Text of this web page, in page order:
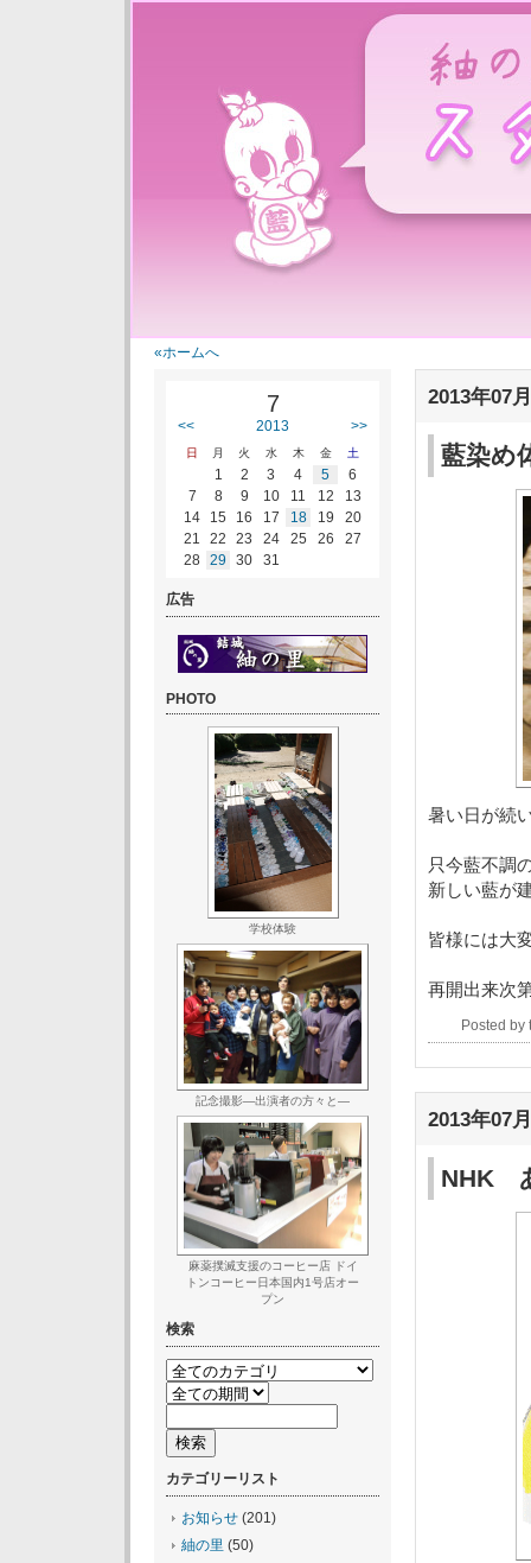
紬の里スタ
«ホームへ
2013年07
藍染め
暑い日が続
只今藍不調
新しい藍が
皆様には大
再開出来次
Posted
2013年07
NHK
7
<< 2013 >>
日 月 火 水 木 金 土
1 2 3 4 5
6
7
8 9 10 11 12
13
14
15 16 17 18 19
20
21
22 23 24 25 26
27
28 29 30 31
広告
PHOTO
学校体験
記念撮影―出演者の方々と―
麻薬撲滅支援のコーヒー店 ドイ
トンコーヒー日本国内1号店オー
プン
検索
カテゴリーリスト
お知らせ (201)
紬の里 (50)